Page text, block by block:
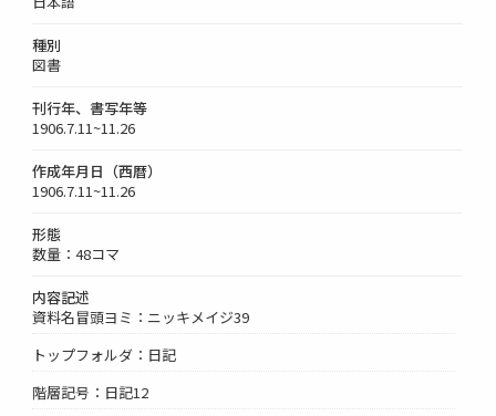
種別
図書
刊行年、書写年等
1906.7.11~11.26
作成年月日（西暦）
1906.7.11~11.26
形態
数量：48コマ
内容記述
資料名冒頭ヨミ：ニッキメイジ39
トップフォルダ：日記
階層記号：日記12